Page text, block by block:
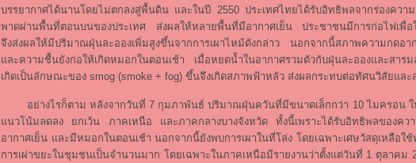
บรรยากาศได้นานโดยไม่ตกลงสู่พื้นดิน และในปี 2550 ประเทศไทยได้รับอิทธิพลจากร่องควา
พาดผ่านพื้นที่ตอนบนของประเทศ ส่งผลให้หลายพื้นที่มีอากาศเย็น ประชาชนมีการก่อไฟเพื่อ
จึงส่งผลให้มีปริมาณฝุ่นละอองเพิ่มสูงขึ้นจากการเผาไหม้ดังกล่าว นอกจากนี้สภาพความกด
และความชื้นยังก่อให้เกิดหมอกในตอนเช้า เมื่อหยดน้ำในอากาศรวมตัวกับฝุ่นละอองและสาร
เกิดเป็นลักษณะของ smog (smoke + fog) ขึ้นจึงเกิดสภาพฟ้าหลัว ส่งผลกระทบต่อทัศนวิสัยแล
อย่างไรก็ตาม หลังจากวันที่ 7 กุมภาพันธ์ ปริมาณฝุ่นควันที่มีขนาดเล็กกว่า 10 ไมครอน ใ
แนวโน้มลดลง ยกเว้น ภาคเหนือ และภาคกลางบางจังหวัด ทั้งนี้เพราะได้รับอิทธิพลของคว
อากาศเย็น และมีหมอกในตอนเช้า นอกจากนี้ยังพบการเผาในที่โล่ง โดยเฉพาะเศษวัสดุเหลือใช้
การเผ่าขยะในชุมชนเป็นจำนวนมาก โดยเฉพาะในภาคเหนือมีรายงานว่าตั้งแต่วันที่ 1 ตุลาคม